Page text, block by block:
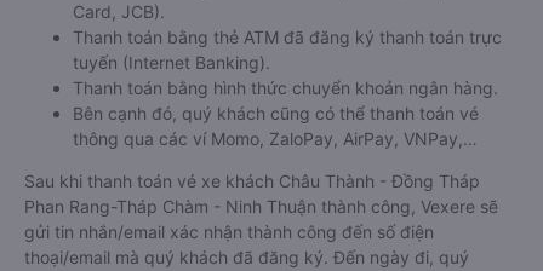
Card, JCB).
Thanh toán bằng thẻ ATM đã đăng ký thanh toán trực
tuyến (Internet Banking).
Thanh toán bằng hình thức chuyển khoản ngân hàng.
Bên cạnh đó, quý khách cũng có thể thanh toán vé
thông qua các ví Momo, ZaloPay, AirPay, VNPay,…
Sau khi thanh toán vé xe khách Châu Thành - Đồng Tháp
Phan Rang-Tháp Chàm - Ninh Thuận thành công, Vexere sẽ
gửi tin nhắn/email xác nhận thành công đến số điện
thoại/email mà quý khách đã đăng ký. Đến ngày đi, quý